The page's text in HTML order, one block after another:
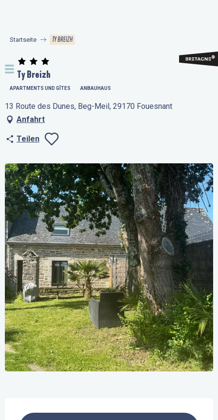
principal
Startseite TY BREIZH
Ty Breizh
APARTMENTS UND GÎTES ANBAUHAUS
13 Route des Dunes, Beg-Meil, 29170 Fouesnant
Anfahrt
Teilen